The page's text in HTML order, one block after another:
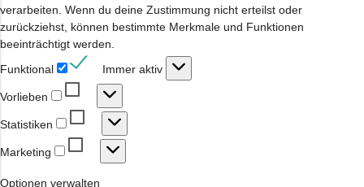
verarbeiten. Wenn du deine Zustimmung nicht erteilst oder
zurückziehst, können bestimmte Merkmale und Funktionen
beeinträchtigt werden.
Funktional
Immer aktiv
Vorlieben
Vorlieben
Statistiken
Statistiken
Marketing
Marketing
Optionen verwalten